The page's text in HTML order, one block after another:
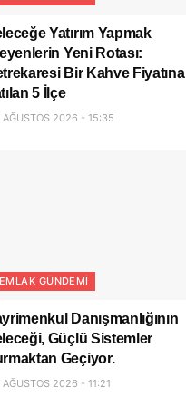
Yatırım Yapmak
Yeni Rotası:
Bir Kahve Fiyatına
5 İlçe
2026 - 15:35
EMLAK GÜNDEMI
Danışmanlığının
Güçlü Sistemler
Geçiyor.
2026 - 11:21